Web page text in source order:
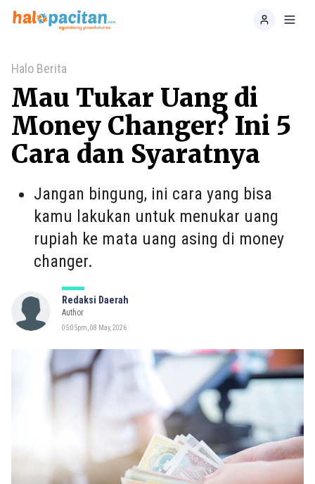
Home
Halo Berita
Mau Tukar Uang di
Money Changer? Ini 5
Cara dan Syaratnya
Jangan bingung, ini cara yang bisa
kamu lakukan untuk menukar uang
rupiah ke mata uang asing di money
changer.
Redaksi Daerah
Author
05:05pm, 08 May, 2026